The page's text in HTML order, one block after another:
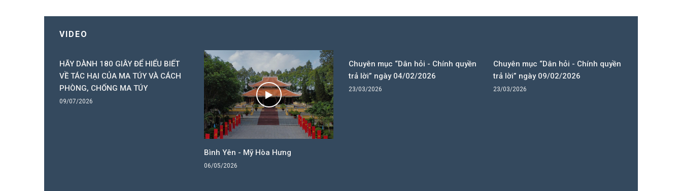
VIDEO
HÃY DÀNH 180 GIÂY ĐỂ HIỂU BIẾT
VỀ TÁC HẠI CỦA MA TÚY VÀ CÁCH
PHÒNG, CHỐNG MA TÚY
09/07/2026
Bình Yên - Mỹ Hòa Hưng
06/05/2026
Chuyên mục “Dân hỏi - Chính quyền
trả lời” ngày 04/02/2026
23/03/2026
Chuyên mục “Dân hỏi - Chính quyền
trả lời” ngày 09/02/2026
23/03/2026